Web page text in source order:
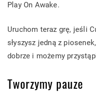
Play On Awake.
Uruchom teraz grę, jeśli
słyszysz jedną z
dobrze i możemy
Tworzymy pauze